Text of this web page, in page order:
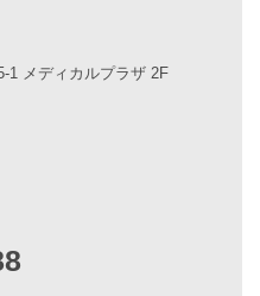
1 メディカルプラザ 2F